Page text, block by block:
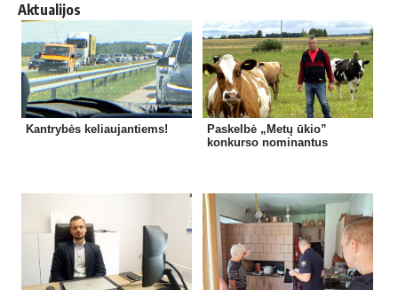
Aktualijos
Kantrybės keliaujantiems!
Paskelbė „Metų ūkio”
konkurso nominantus